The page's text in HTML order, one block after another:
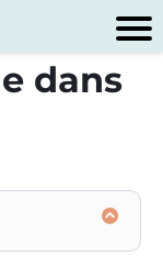
dans